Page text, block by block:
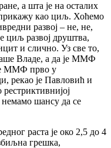
а шта је на осталих
прикажу као циљ. Хоћемо
развој – не, не,
циљ развој друштва,
и слично. Уз све то,
Владе, а да је ММФ
ММФ прво у
рекао је Павловић и
шансу да се
раста је око 2,5 до 4
грешка,